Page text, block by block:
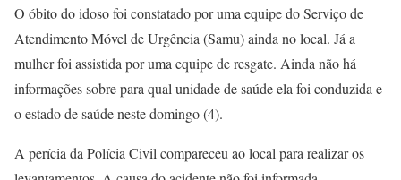
O óbito do idoso foi constatado por uma equipe do Serviço de
Atendimento Móvel de Urgência (Samu) ainda no local. Já a
mulher foi assistida por uma equipe de resgate. Ainda não há
informações sobre para qual unidade de saúde ela foi conduzida e
o estado de saúde neste domingo (4).
A perícia da Polícia Civil compareceu ao local para realizar os